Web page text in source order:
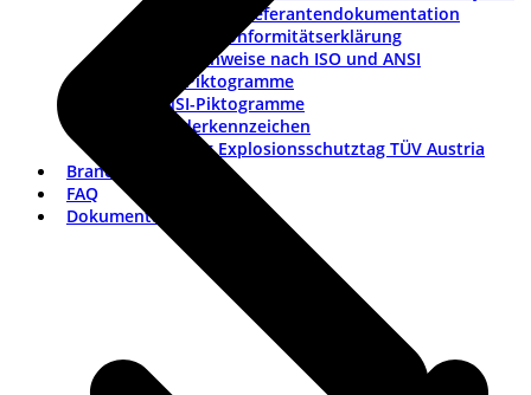
Checkliste Lieferantendokumentation
Muster-Konformitätserklärung
Warnhinweise nach ISO und ANSI
ISO-Piktogramme
ANSI-Piktogramme
Länderkennzeichen
Vortrag Explosionsschutztag TÜV Austria
Branchen
FAQ
Dokumentation